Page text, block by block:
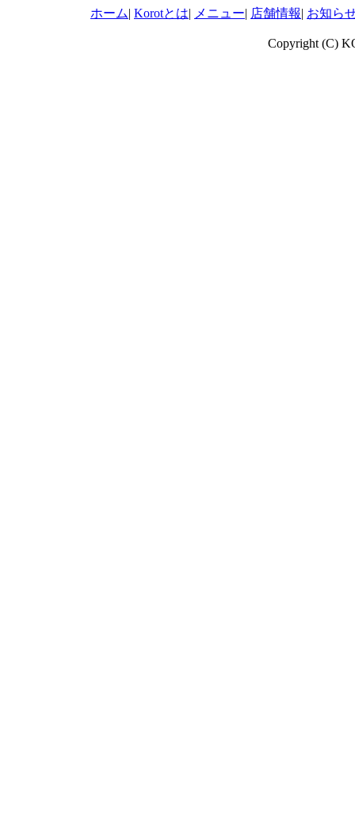
ホーム| Korotとは| メニュー| 店舗情報| お知ら
Copyright (C)